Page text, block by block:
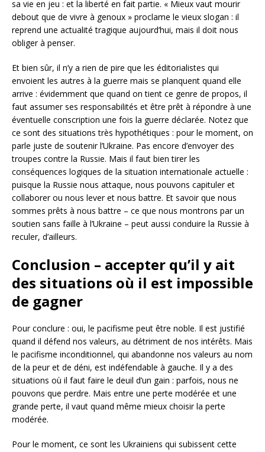
sa vie en jeu : et la liberté en fait partie. « Mieux vaut mourir
debout que de vivre à genoux » proclame le vieux slogan : il
reprend une actualité tragique aujourd’hui, mais il doit nous
obliger à penser.
Et bien sûr, il n’y a rien de pire que les éditorialistes qui
envoient les autres à la guerre mais se planquent quand elle
arrive : évidemment que quand on tient ce genre de propos, il
faut assumer ses responsabilités et être prêt à répondre à une
éventuelle conscription une fois la guerre déclarée. Notez que
ce sont des situations très hypothétiques : pour le moment, on
parle juste de soutenir l’Ukraine. Pas encore d’envoyer des
troupes contre la Russie. Mais il faut bien tirer les
conséquences logiques de la situation internationale actuelle :
puisque la Russie nous attaque, nous pouvons capituler et
collaborer ou nous lever et nous battre. Et savoir que nous
sommes prêts à nous battre – ce que nous montrons par un
soutien sans faille à l’Ukraine – peut aussi conduire la Russie à
reculer, d’ailleurs.
Conclusion – accepter qu’il y ait
des situations où il est impossible
de gagner
Pour conclure : oui, le pacifisme peut être noble. Il est justifié
quand il défend nos valeurs, au détriment de nos intérêts. Mais
le pacifisme inconditionnel, qui abandonne nos valeurs au nom
de la peur et de déni, est indéfendable à gauche. Il y a des
situations où il faut faire le deuil d’un gain : parfois, nous ne
pouvons que perdre. Mais entre une perte modérée et une
grande perte, il vaut quand même mieux choisir la perte
modérée.
Pour le moment, ce sont les Ukrainiens qui subissent cette